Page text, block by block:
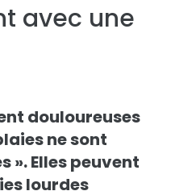
avec une
douloureuses
ne sont
». Elles peuvent
lourdes